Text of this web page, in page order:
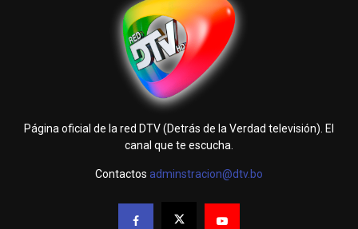
Página oficial de la red DTV (Detrás de la Verdad televisión). El
canal que te escucha.
Contactos adminstracion@dtv.bo